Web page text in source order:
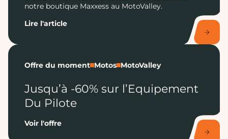
notre boutique Maxxess au MotoValley.
Lire l'article
Offre du moment Motos MotoValley
Jusqu’à -60% sur l’Equipement
Du Pilote
Voir l'offre